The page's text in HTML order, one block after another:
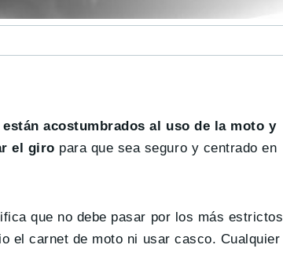
acostumbrados al uso de la moto y
el giro para que sea seguro y centrado en
que no debe pasar por los más estrictos
el carnet de moto ni usar casco. Cualquier